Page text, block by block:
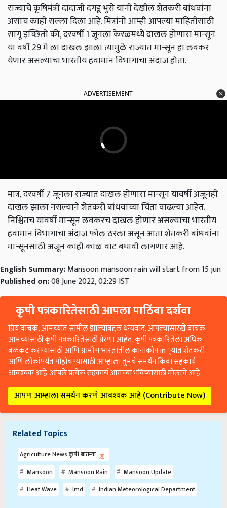
राज्याचे कृषिमंत्री दादाजी दगडू भुसे यांनी देखील शेतकरी बांधवांना
असाच काही सल्ला दिला आहे. मित्रांनो आम्ही आपल्या माहितीसाठी
सांगू इच्छितो की, दरवर्षी 1 जूनला केरळमध्ये दाखल होणारा मान्सून
या वर्षी 29 मे ला दाखल झाला त्यामुळे राज्यात मान्सून हा लवकर
येणार असल्याचा भारतीय हवामान विभागाचा अंदाज होता.
मात्र, दरवर्षी 7 जूनला राज्यात दाखल होणारा मान्सून यावर्षी अजूनही
दाखल झाला नसल्याने शेतकरी बांधवांच्या चिंता वाढल्या आहेत.
निश्चितच यावर्षी मान्सून लवकरच दाखल होणार असल्याचा भारतीय
हवामान विभागाचा अंदाज फोल ठरला असून आता शेतकरी बांधवांना
मान्सूनसाठी अजून काही काळ वाट बघावी लागणार आहे.
Published on:08 June 2022, 02:29 IST
कृषी पत्रकारितेसाठी आपला पाठिंबा दर्शवा
प्रिय वाचक, आमच्यात सामील झाल्याबद्दल धन्यवाद. आपल्यासारखे वाचक
आमच्यासाठी कृषी पत्रकारितेसाठी प्रेरणा आहेत. कृषी पत्रकारितेला अधिक
बळकट करण्यासाठी आणि ग्रामीण भारतातील कानाकोप in्यात शेतकरी
आणि लोकांपर्यंत पोहोचण्यासाठी आम्हाला तुमचे समर्थन किंवा सहकार्य
आवश्यक आहे. आपले प्रत्येक सहकार्य आमच्या भविष्यासाठी मोलाचे आहे.
आपण आम्हाला समर्थन करणे आवश्यक आहे (Contribute Now)
Mansoon
Mansoon Rain
Heat Wave
Imd Indian Meteorological Department